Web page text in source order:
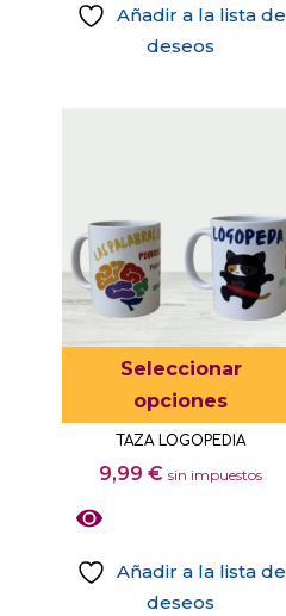
Añadir a la lista de
deseos
Seleccionar
opciones
TAZA LOGOPEDIA
9,99€ sin impuestos
Añadir a la lista de
deseos